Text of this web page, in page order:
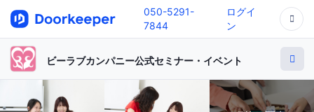
050-5291-
7844
ログイ
ン
ビーラブカンパニー公式セミナー・イベント